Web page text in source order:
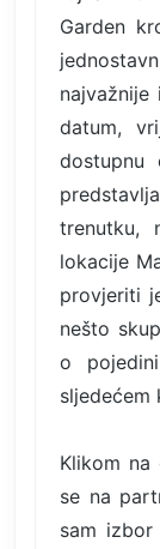
Garden
datum,
dostupnu
trenutku,
lokacije
provjeriti
nešto
o
sljedećem
Klikom na
se na
sam